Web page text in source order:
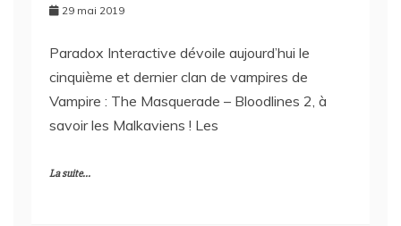
29 mai 2019
Paradox Interactive dévoile aujourd’hui le
cinquième et dernier clan de vampires de
Vampire : The Masquerade – Bloodlines 2, à
savoir les Malkaviens ! Les
La suite...